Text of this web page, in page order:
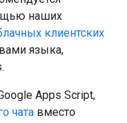
наших
клиентских
языка,
Apps Script,
чата вместо